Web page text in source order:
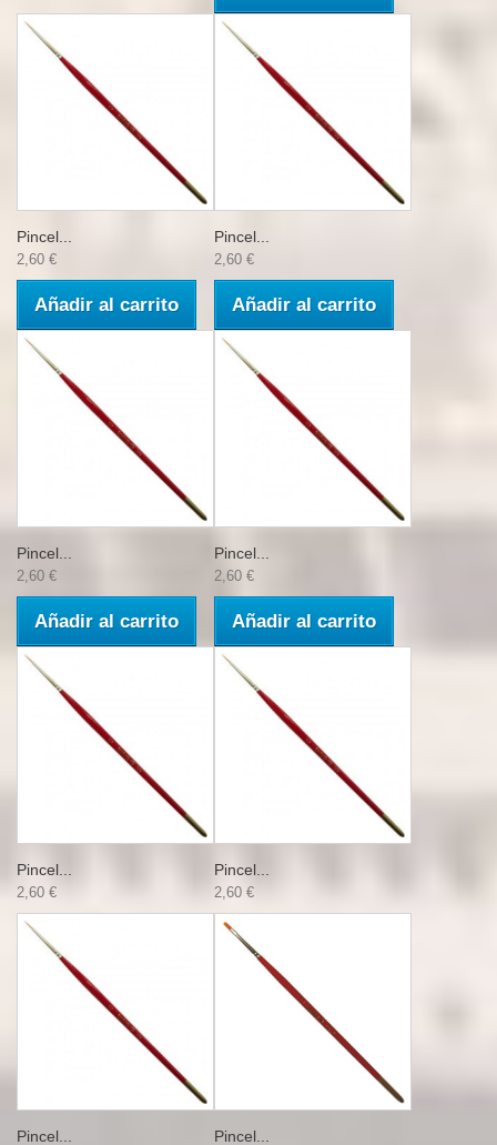
Pincel...
2,60 €
Añadir al carrito
Pincel...
2,60 €
Añadir al carrito
Pincel...
2,60 €
Añadir al carrito
Pincel...
2,60 €
Añadir al carrito
Pincel...
2,60 €
Pincel...
2,60 €
Pincel... Pincel...